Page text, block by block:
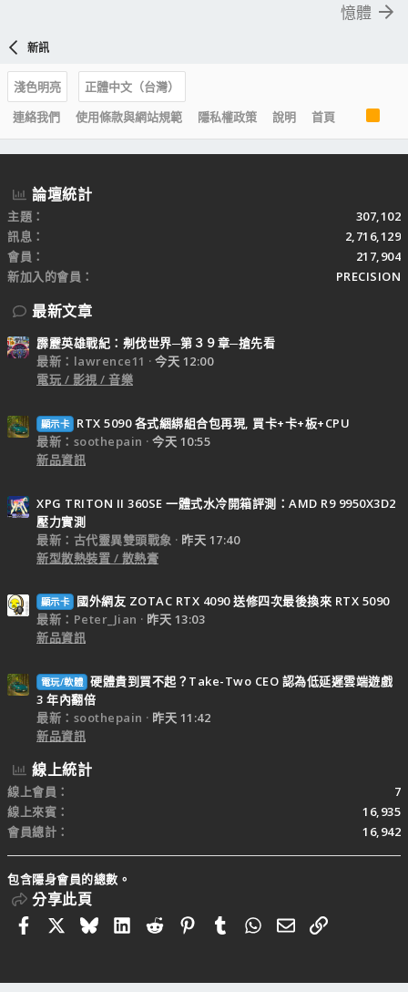
憶體
新訊
淺色明亮
正體中文（台灣）
連絡我們
使用條款與網站規範 隱私權政策 說明 首頁
R
S
S
論壇統計
主題
307,102
訊息
2,716,129
會員
217,904
新加入的會員
PRECISION
最新文章
霹靂英雄戰紀：刜伐世界─第３９章─搶先看
最新：lawrence11
今天 12:00
電玩 / 影視 / 音樂
顯示卡
RTX 5090 各式綑綁組合包再現, 買卡+卡+板+CPU
最新：soothepain
今天 10:55
新品資訊
XPG TRITON II 360SE 一體式水冷開箱評測：AMD R9 9950X3D2
壓力實測
最新：古代靈異雙頭戰象
昨天 17:40
新型散熱裝置 / 散熱膏
顯示卡
國外網友 ZOTAC RTX 4090 送修四次最後換來 RTX 5090
最新：Peter_Jian
昨天 13:03
新品資訊
電玩/軟體 硬體貴到買不起？Take-Two CEO 認為低延遲雲端遊戲
3 年內翻倍
最新：soothepain
昨天 11:42
新品資訊
線上統計
線上會員
7
線上來賓
16,935
會員總計
16,942
包含隱身會員的總數。
分享此頁
FacebookBlueskyLinkedIn
RedditPinterestTumblrWhatsApp
電子郵件
連結